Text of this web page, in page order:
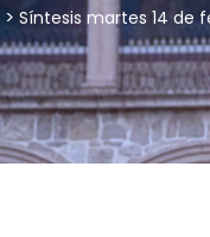
> Síntesis martes 14 de